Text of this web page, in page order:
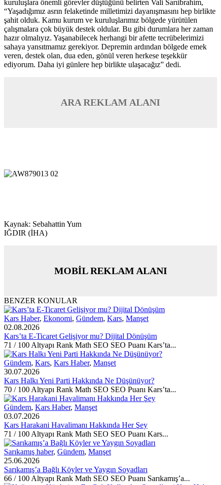
kuruluşlara önemli görevler düştüğünü belirten Vali Sarıibrahim,
“Yaşadığımız asrın felaketinde milletimizi dayanışmasını hep birlikte
şahit olduk. Kamu kurum ve kuruluşlarımız bölgede yürütülen
çalışmalara çok büyük destek oldular. Bu gibi durumlara her zaman
hazır olmalıyız. Yaşanabilecek herhangi bir afette tecrübelerimizi
sahaya yansıtmamız gerekiyor. Depremin ardından bölgede emek
veren, destek olan, dua eden, gönül veren herkese teşekkür
ediyorum. Daha iyi günlere hep birlikte ulaşacağız” dedi.
ARA REKLAM ALANI
Kaynak: Sebahattin Yum
IĞDIR (İHA)
MOBİL REKLAM ALANI
BENZER KONULAR
Kars Haber, Ekonomi, Gündem, Kars, Manşet
02.08.2026
Kars’ta E-Ticaret Gelişiyor mu? Dijital Dönüşüm
71 / 100 Altyapı Rank Math SEO SEO Puanı Kars’ta...
Gündem, Kars, Kars Haber, Manşet
30.07.2026
Kars Halkı Yeni Parti Hakkında Ne Düşünüyor?
70 / 100 Altyapı Rank Math SEO SEO Puanı Kars’ta...
Gündem, Kars Haber, Manşet
03.07.2026
Kars Harakani Havalimanı Hakkında Her Şey
71 / 100 Altyapı Rank Math SEO SEO Puanı Kars...
Sarıkamış haber, Gündem, Manşet
25.06.2026
Sarıkamış’a Bağlı Köyler ve Yaygın Soyadları
66 / 100 Altyapı Rank Math SEO SEO Puanı Sarıkamış’a...